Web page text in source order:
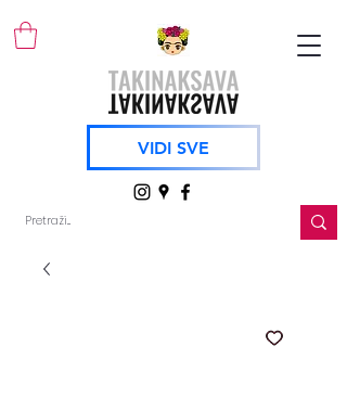
VIDI SVE